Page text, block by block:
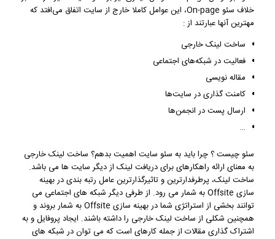
خلاف سئو On-page، این عوامل کاملا خارج از سایت اتفاق می‌افتد که
مهترین آنها عبارتند از :
ساخت لینک خارجی
فعالیت در شبکه‌های اجتماعی
مقاله نویسی
کامنت گذاری در سایت‌ها
ارسال پست در انجمن‌ها
…
سئو چیست ؟ چرا باید به سئو سایت اهمیت بدهم؟ ساخت لینک خارجی
به معنای ارائه راهکارهای برای دریافت لینک از دیگر سایت ها می باشد.
ساخت لینک، پرطرفدارترین و تاثیرگذارترین عامل رتبه بندی در بهینه
سازی Offsite به شمار می‌ رود. از طرفی دیگر شبکه های اجتماعی می
توانند بخشی از استراتژی شما در بهینه سازی Offsite به شمار بروند و
همچنین شکلی از ساخت لینک خارجی را داشته باشند. ایجاد پروفایل و به
اشتراک‌ گذاری مقالات از جمله کارهای است که می‌ توان در شبکه های